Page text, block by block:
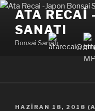
İçeriğe
ATA RECAI
SANATI
Bonsai Sanatı
YAYIM
HAZIRAN 18, 2018 (